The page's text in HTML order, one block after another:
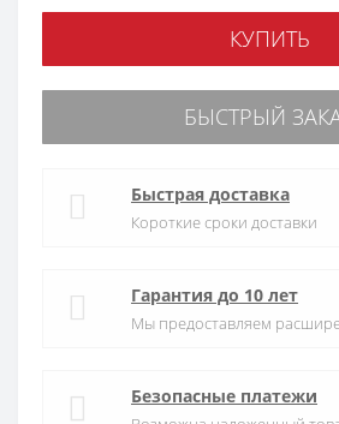
КУПИТЬ
БЫСТРЫЙ
Быстрая доставка
Короткие сроки доставки
Гарантия до 10 лет
Мы предоставляем
Безопасные платежи